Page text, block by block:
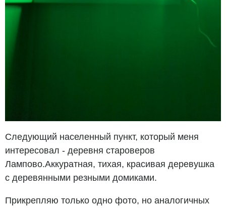
Следующий населенный пункт, который меня
интересовал - деревня староверов
Лампово.Аккуратная, тихая, красивая деревушка
с деревянными резными домиками.
Прикрепляю только одно фото, но аналогичных